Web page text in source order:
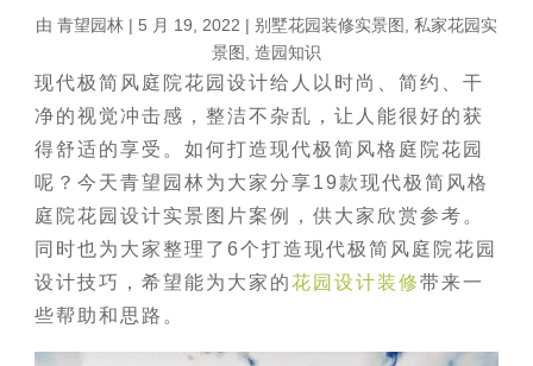
由 青望园林 | 5 月 19, 2022 | 别墅花园装修实景图
私家花园实
景图
造园知识
现代极简风庭院花园设计给人以时尚、简约、干
净的视觉冲击感，整洁不杂乱，让人能很好的获
得舒适的享受。如何打造现代极简风格庭院花园
呢？今天青望园林为大家分享19款现代极简风格
庭院花园设计实景图片案例，供大家欣赏参考。
同时也为大家整理了6个打造现代极简风庭院花园
设计技巧，希望能为大家的花园设计装修带来一
些帮助和思路。